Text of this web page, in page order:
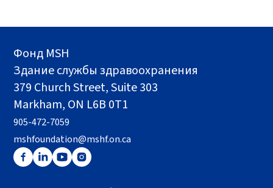
Фонд MSH
Здание службы здравоохранения
379 Church Street, Suite 303
Markham, ON L6B 0T1
905-472-7059
mshfoundation@mshf.on.ca